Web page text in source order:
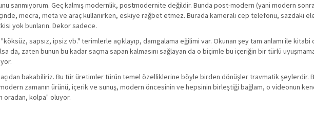
sanmıyorum. Geç kalmış modernlik, postmodernite değildir. Bunda post-modern (yani modern
mecra, meta ve araç kullanırken, eskiye rağbet etmez. Burada kameralı cep telefonu, sazdaki
yok bunların. Dekor sadece.
sapsız, ipsiz vb." terimlerle açıklayıp, damgalama eğilimi var. Okunan şey tam anlamı ile
zaten bunun bu kadar saçma sapan kalmasını sağlayan da o biçimle bu içeriğin bir türlü
bakabiliriz. Bu tür üretimler türün temel özelliklerine böyle birden dönüşler travmatik şeylerdir.
zamanın ürünü, içerik ve sunuş, modern öncesinin ve hepsinin birleştiği bağlam, o videonun
oradan, kolpa" oluyor.